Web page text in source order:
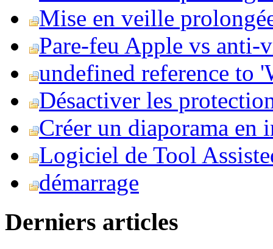
Mise en veille
Pare-feu Apple vs anti-
undefined reference to
Désactiver les
Créer un diaporama en
Logiciel de Tool
démarrage
Derniers articles